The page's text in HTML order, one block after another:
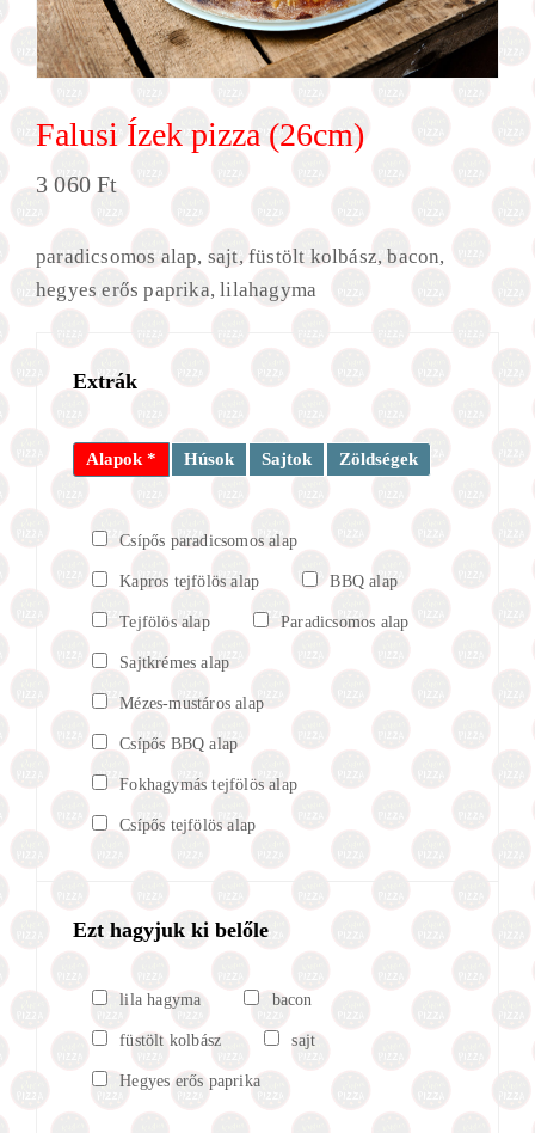
Falusi Ízek pizza (26cm)
3 060Ft
paradicsomos alap, sajt, füstölt kolbász, bacon,
hegyes erős paprika, lilahagyma
Extrák
Alapok * Húsok Sajtok Zöldségek
Csípős paradicsomos alap
Kapros tejfölös alap BBQ alap
Tejfölös alap Paradicsomos alap
Sajtkrémes alap
Mézes-mustáros alap
Csípős BBQ alap
Fokhagymás tejfölös alap
Csípős tejfölös alap
Ezt hagyjuk ki belőle
lila hagyma bacon
füstölt kolbász sajt
Hegyes erős paprika